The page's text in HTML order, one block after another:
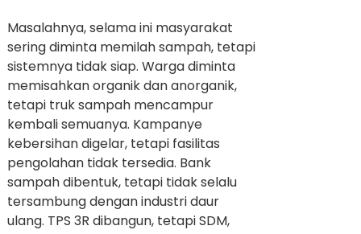
Masalahnya, selama ini masyarakat
sering diminta memilah sampah, tetapi
sistemnya tidak siap. Warga diminta
memisahkan organik dan anorganik,
tetapi truk sampah mencampur
kembali semuanya. Kampanye
kebersihan digelar, tetapi fasilitas
pengolahan tidak tersedia. Bank
sampah dibentuk, tetapi tidak selalu
tersambung dengan industri daur
ulang. TPS 3R dibangun, tetapi SDM,